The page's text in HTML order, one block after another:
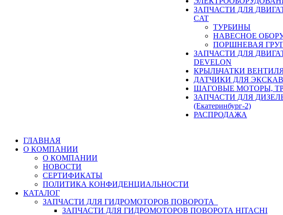
ЗАПЧАСТИ ДЛЯ
CAT
ТУРБИНЫ
НАВЕСНОЕ
ПОРШНЕВАЯ
ЗАПЧАСТИ ДЛЯ
DEVELON
КРЫЛЬЧАТКИ
ДАТЧИКИ ДЛЯ
ШАГОВЫЕ МОТОРЫ,
ЗАПЧАСТИ ДЛЯ
(Екатеринбург-2)
РАСПРОДАЖА
ГЛАВНАЯ
О КОМПАНИИ
О КОМПАНИИ
НОВОСТИ
СЕРТИФИКАТЫ
ПОЛИТИКА КОНФИДЕНЦИАЛЬНОСТИ
КАТАЛОГ
ЗАПЧАСТИ ДЛЯ ГИДРОМОТОРОВ ПОВОРОТА
ЗАПЧАСТИ ДЛЯ ГИДРОМОТОРОВ ПОВОРОТА HITACHI